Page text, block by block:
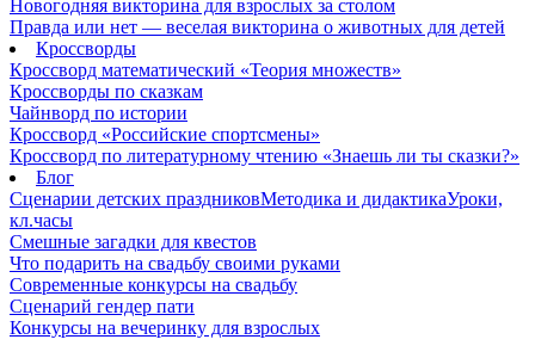
Новогодняя викторина для взрослых за столом
Правда или нет — веселая викторина о животных для детей
Кроссворды
Кроссворд математический «Теория множеств»
Кроссворды по сказкам
Чайнворд по истории
Кроссворд «Российские спортсмены»
Кроссворд по литературному чтению «Знаешь ли ты сказки?»
Блог
Сценарии детских праздниковМетодика и дидактикаУроки,
кл.часы
Смешные загадки для квестов
Что подарить на свадьбу своими руками
Современные конкурсы на свадьбу
Сценарий гендер пати
Конкурсы на вечеринку для взрослых